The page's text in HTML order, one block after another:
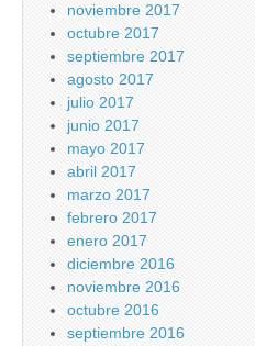
noviembre 2017
octubre 2017
septiembre 2017
agosto 2017
julio 2017
junio 2017
mayo 2017
abril 2017
marzo 2017
febrero 2017
enero 2017
diciembre 2016
noviembre 2016
octubre 2016
septiembre 2016